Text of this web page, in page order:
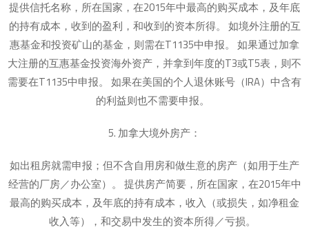
提供信托名称，所在国家，在2015年中最高的购买成本，及年底
的持有成本，收到的盈利，和收到的资本所得。 如境外注册的互
惠基金和投资矿山的基金，则需在T1135中申报。 如果通过加拿
大注册的互惠基金投资海外资产，并拿到年度的T3或T5表，则不
需要在T1135中申报。 如果在美国的个人退休账号（IRA）中含有
的利益则也不需要申报。
5. 加拿大境外房产：
如出租房就需申报；但不含自用房和做生意的房产（如用于生产
经营的厂房／办公室）。 提供房产简要，所在国家，在2015年中
最高的购买成本，及年底的持有成本，收入（或损失，如净租金
收入等），和交易中发生的资本所得／亏损。